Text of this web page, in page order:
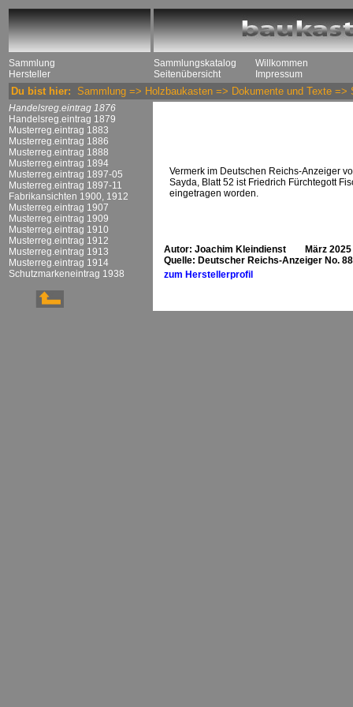
Sammlung
Hersteller
Sammlungskatalog
Seitenübersicht
Willkommen
Impressum
Du bist hier: Sammlung => Holzbaukasten => Dokumente und Texte =>
Handelsreg.eintrag 1876
Handelsreg.eintrag 1879
Musterreg.eintrag 1883
Musterreg.eintrag 1886
Musterreg.eintrag 1888
Musterreg.eintrag 1894
Musterreg.eintrag 1897-05
Musterreg.eintrag 1897-11
Fabrikansichten 1900, 1912
Musterreg.eintrag 1907
Musterreg.eintrag 1909
Musterreg.eintrag 1910
Musterreg.eintrag 1912
Musterreg.eintrag 1913
Musterreg.eintrag 1914
Schutzmarkeneintrag 1938
Vermerk im Deutschen Reichs-Anzeiger
Sayda, Blatt 52 ist Friedrich Fürchtegott
eingetragen worden.
Autor: Joachim Kleindienst März 2025
Quelle: Deutscher Reichs-Anzeiger No.
zum Herstellerprofil